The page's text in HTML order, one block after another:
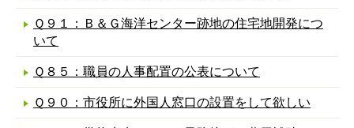
Ｑ９１：Ｂ＆Ｇ海洋センター跡地の住宅地開発につ
いて
Ｑ８５：職員の人事配置の公表について
Ｑ９０：市役所に外国人窓口の設置をして欲しい